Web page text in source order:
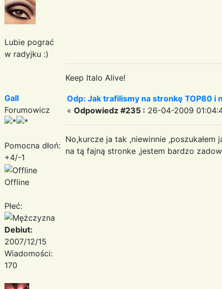
Lubie pograć
w radyjku :)
Keep Italo Alive!
Gall
Forumowicz
Pomocna dłoń:
+4/-1
Offline
Płeć:
Debiut:
2007/12/15
Wiadomości:
170
Odp: Jak trafilismy na stronkę TOP80 i
« Odpowiedz #235 : 26-04-2009
No,kurcze ja tak ,niewinnie
na tą fajną stronke ,jestem bardzo